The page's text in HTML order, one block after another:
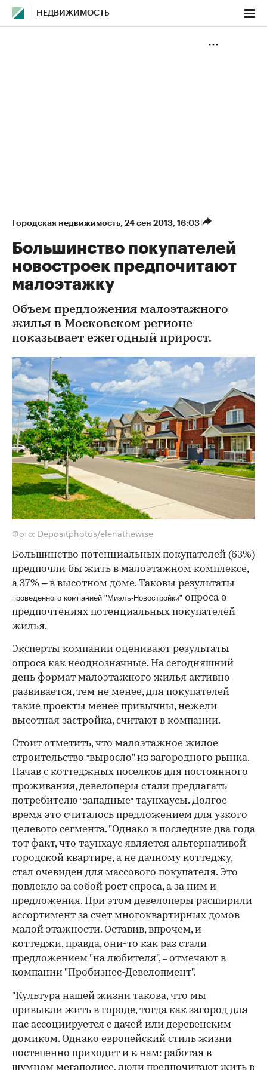
НЕДВИЖИМОСТЬ
Городская недвижимость⁠, 24 сен 2013, 16:03
Большинство покупателей
новостроек предпочитают
малоэтажку
Объем предложения малоэтажного
жилья в Московском регионе
показывает ежегодный прирост.
Фото: Depositphotos/elenathewise
Большинство потенциальных покупателей (63%)
предпочли бы жить в малоэтажном комплексе,
а 37% – в высотном доме. Таковы результаты
проведенного компанией "Миэль-Новостройки" опроса о
предпочтениях потенциальных покупателей
жилья.
Эксперты компании оценивают результаты
опроса как неоднозначные. На сегодняшний
день формат малоэтажного жилья активно
развивается, тем не менее, для покупателей
такие проекты менее привычны, нежели
высотная застройка, считают в компании.
Стоит отметить, что малоэтажное жилое
строительство "выросло" из загородного рынка.
Начав с коттеджных поселков для постоянного
проживания, девелоперы стали предлагать
потребителю "западные" таунхаусы. Долгое
время это считалось предложением для узкого
целевого сегмента. "Однако в последние два года
тот факт, что таунхаус является альтернативой
городской квартире, а не дачному коттеджу,
стал очевиден для массового покупателя. Это
повлекло за собой рост спроса, а за ним и
предложения. При этом девелоперы расширили
ассортимент за счет многоквартирных домов
малой этажности. Оставив, впрочем, и
коттеджи, правда, они-то как раз стали
предложением "на любителя", –отмечают в
компании "Пробизнес-Девелопмент".
"Культура нашей жизни такова, что мы
привыкли жить в городе, тогда как загород для
нас ассоциируется с дачей или деревенским
домиком. Однако европейский стиль жизни
постепенно приходит и к нам: работая в
шумном мегаполисе, люди предпочитают жить в